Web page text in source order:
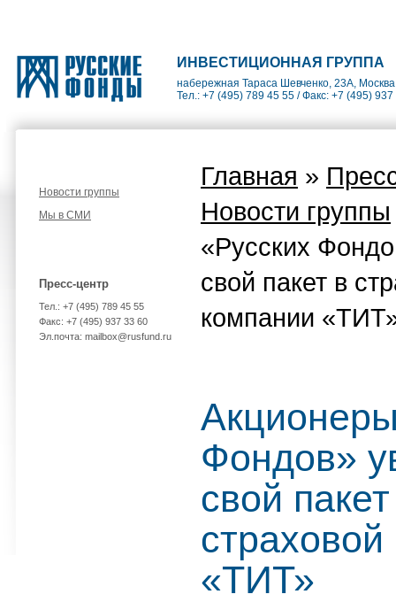
ИНВЕСТИЦИОННАЯ ГРУППА
набережная Тараса Шевченко, 23А,
Тел.: +7 (495) 789 45 55 / Факс: +7 (495)
Новости группы
Мы в СМИ
Пресс-центр
Тел.: +7 (495) 789 45 55
Факс: +7 (495) 937 33 60
Эл.почта: mailbox@rusfund.ru
Главная »
Новости группы
«Русских
свой пакет в
компании
Фондов»
свой
«ТИТ»